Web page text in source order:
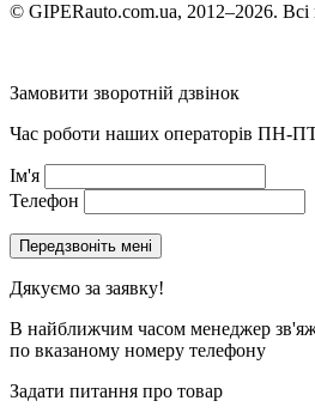
© GIPERauto.com.ua, 2012–2026. Всі
Замовити зворотній дзвінок
Час роботи наших операторів ПН-
Ім'я
Телефон
Дякуємо за заявку!
В найближчим часом менеджер
по вказаному номеру телефону
Задати питання про товар